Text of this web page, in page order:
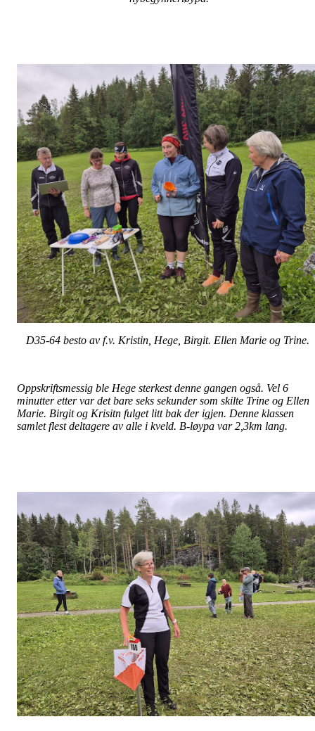
D35-64 besto av f.v. Kristin, Hege, Birgit. Ellen Marie og Trine.
Oppskriftsmessig ble Hege sterkest denne gangen også. Vel 6
minutter etter var det bare seks sekunder som skilte Trine og Ellen
Marie. Birgit og Krisitn fulget litt bak der igjen. Denne klassen
samlet flest deltagere av alle i kveld. B-løypa var 2,3km lang.